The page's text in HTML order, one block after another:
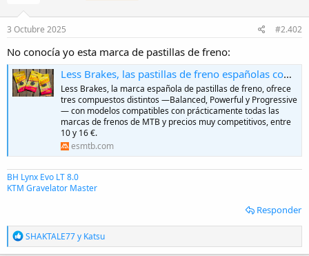
n
e
s
3 Octubre 2025 #2.402
No conocía yo esta marca de pastillas de freno:
Less Brakes, las pastillas de freno españolas con tres compuestos para cada necesidad
Less Brakes, la marca española de pastillas de freno, ofrece
tres compuestos distintos —Balanced, Powerful y Progressive
— con modelos compatibles con prácticamente todas las
marcas de frenos de MTB y precios muy competitivos, entre
10 y 16 €.
esmtb.com
BH Lynx Evo LT 8.0
KTM Gravelator Master
Responder
R
e
SHAKTALE77y Katsu